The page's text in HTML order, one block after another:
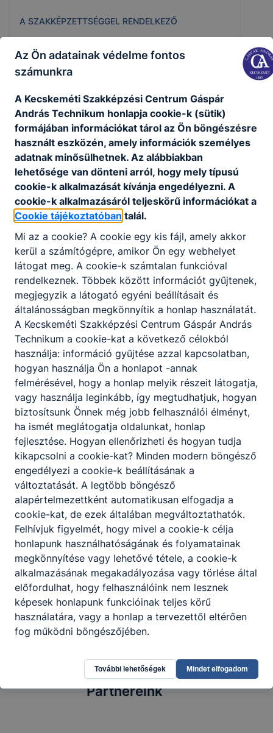
A SZAKKÉPZETTSÉGGEL RENDELKEZŐ
előkészíti, és a felületvédelmi vagy
fényezési rétegrendet felépíti;
anyagokat, szerszámokat, valamint
ismeri a varrattömítő,
szigetelőanyagok, korrózió-, illetve
üregvédő anyagok, festékek, lakkok
ﬁzikai és kémiai tulajdonságait;
képes fémes és nemfémes anyagú
alkatrészek felületét a fényezési
eljárásoknak megfelelően előkészíteni
és utókezelni;
javított és fényezésre
felülettechnikailag előkészített
alkatrészeken, karosszériákon
javítófényezői munkafolyamatokat
megtervez, előkészít és elvégez;
zsírtalanító-, csiszoló- és fényező
gépeket, eszközöket,
berendezéseket, szerszámokat,
mérőeszközöket kezel és karban tart;
felületbevonást végez kézi és gépi
fényező eszközökkel;
ismeri és alkalmazza a spotfényezés,
a fóliázás eljárásait, kész fényezésen
polírozási műveleteket végez;
minőségellenőrzési feladatokat lát el;
bevonatolt, fényezett felületeken
felületi minőséget ellenőriz, hibát
keres, dönt a javíthatóságról, illetve
javít minőségi és gazdaságossági
szempontok ﬁgyelembevételével.
Megosztás
Partnereink
Az Ön adatainak védelme fontos
számunkra
A Kecskeméti Szakképzési Centrum Gáspár
András Technikum honlapja cookie-k (sütik)
formájában információkat tárol az Ön böngészésre
használt eszközén, amely információk személyes
adatnak minősülhetnek. Az alábbiakban
lehetősége van dönteni arról, hogy mely típusú
cookie-k alkalmazását kívánja engedélyezni. A
cookie-k alkalmazásáról teljeskörű információkat a
Cookie tájékoztatóban talál.
Mi az a cookie? A cookie egy kis fájl, amely akkor
kerül a számítógépre, amikor Ön egy webhelyet
látogat meg. A cookie-k számtalan funkcióval
rendelkeznek. Többek között információt gyűjtenek,
megjegyzik a látogató egyéni beállításait és
általánosságban megkönnyítik a honlap használatát.
A Kecskeméti Szakképzési Centrum Gáspár András
Technikum a cookie-kat a következő célokból
használja: információ gyűjtése azzal kapcsolatban,
hogyan használja Ön a honlapot -annak
felmérésével, hogy a honlap melyik részeit látogatja,
vagy használja leginkább, így megtudhatjuk, hogyan
biztosítsunk Önnek még jobb felhasználói élményt,
ha ismét meglátogatja oldalunkat, honlap
fejlesztése. Hogyan ellenőrizheti és hogyan tudja
kikapcsolni a cookie-kat? Minden modern böngésző
engedélyezi a cookie-k beállításának a
változtatását. A legtöbb böngésző
alapértelmezettként automatikusan elfogadja a
cookie-kat, de ezek általában megváltoztathatók.
Felhívjuk figyelmét, hogy mivel a cookie-k célja
honlapunk használhatóságának és folyamatainak
megkönnyítése vagy lehetővé tétele, a cookie-k
alkalmazásának megakadályozása vagy törlése által
előfordulhat, hogy felhasználóink nem lesznek
képesek honlapunk funkcióinak teljes körű
használatára, vagy a honlap a tervezettől eltérően
fog működni böngészőjében.
További lehetőségek Mindet elfogadom